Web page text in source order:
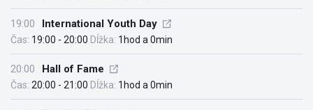
19:00 International Youth Day
Čas: 19:00 - 20:00 Dĺžka: 1hod a 0min
20:00 Hall of Fame
Čas: 20:00 - 21:00 Dĺžka: 1hod a 0min